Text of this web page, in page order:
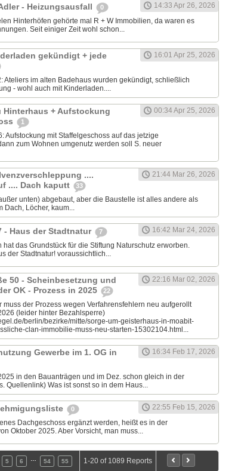
- Heizungsausfall 0
14:33 Apr 26, 2026
Hinterhöfen gehörte mal R + W Immobilien, da waren es
Seit einiger Zeit wohl schon...
gekündigt + jede
16:01 Apr 25, 2026
Ateliers im alten Badehaus wurden gekündigt, schließlich
- wohl auch mit Kinderladen....
Hinterhaus + Aufstockung
1
00:34 Apr 25, 2026
Aufstockung mit Staffelgeschoss auf das jetzige
zum Wohnen umgenutz werden soll S. neuer
....
.... Dach kaputt
33
21:44 Mar 26, 2026
unten) abgebaut, aber die Baustelle ist alles andere als
Dach, Löcher, kaum...
- Haus der Stadtnatur 7
16:42 Mar 24, 2026
hat das Grundstück für die Stiftung Naturschutz erworben.
der Stadtnatur! voraussichtlich...
50 - Scheinbesetzung und
OK - Prozess in 2025
22
22:16 Mar 02, 2026
muss der Prozess wegen Verfahrensfehlern neu aufgerollt
(leider hinter Bezahlsperre)
berlin/bezirke/mitte/sorge-um-geisterhaus-in-moabit-
clan-immobilie-muss-neu-starten-15302104.html...
Gewerbe im 1. OG in
16:34 Feb 17, 2026
in den Bauanträgen und im Dez. schon gleich in der
Quellenlink) Was ist sonst so in dem Haus...
0
22:55 Feb 15, 2026
Dachgeschoss ergänzt werden, heißt es in der
Oktober 2025. Aber Vorsicht, man muss...
5 6 54 55 1-20 of 1089 Reports